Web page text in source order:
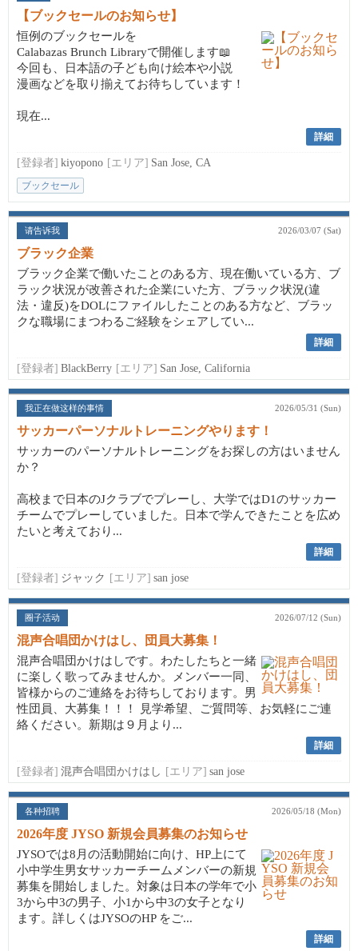
【ブックセールのお知らせ】
恒例のブックセールを
Calabazas Brunch Libraryで開催します📖
今回も、日本語の子ども向け絵本や小説
漫画などを取り揃えてお待ちしています！
現在...
詳細
[登録者] kiyopono [エリア] San Jose, CA
ブックセール
请告诉我 2026/03/07 (Sat)
ブラック企業
ブラック企業で働いたことのある方、現在働いている方、ブ
ラック状況が改善された企業にいた方、ブラック状況(違
法・違反)をDOLにファイルしたことのある方など、ブラッ
クな職場にまつわるご経験をシェアしてい...
詳細
[登録者] BlackBerry [エリア] San Jose, California
我正在做这样的事情 2026/05/31 (Sun)
サッカーパーソナルトレーニングやります！
サッカーのパーソナルトレーニングをお探しの方はいません
か？
高校まで日本のJクラブでプレーし、大学ではD1のサッカー
チームでプレーしていました。日本で学んできたことを広め
たいと考えており...
詳細
[登録者] ジャック [エリア] san jose
圈子活动 2026/07/12 (Sun)
混声合唱団かけはし、団員大募集！
混声合唱団かけはしです。わたしたちと一緒
に楽しく歌ってみませんか。メンバー一同、
皆様からのご連絡をお待ちしております。男
性団員、大募集！！！ 見学希望、ご質問等、お気軽にご連
絡ください。新期は９月より...
詳細
[登録者] 混声合唱団かけはし [エリア] san jose
各种招聘 2026/05/18 (Mon)
2026年度 JYSO 新規会員募集のお知らせ
JYSOでは8月の活動開始に向け、HP上にて
小中学生男女サッカーチームメンバーの新規
募集を開始しました。対象は日本の学年で小
3から中3の男子、小1から中3の女子となり
ます。詳しくはJYSOのHP をご...
詳細